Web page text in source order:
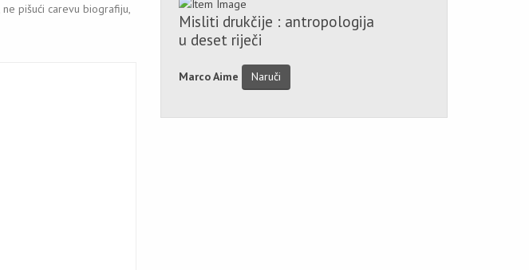
pišući carevu biografiju,
Misliti drukčije : antropologija
u deset riječi
Marco Aime Naruči